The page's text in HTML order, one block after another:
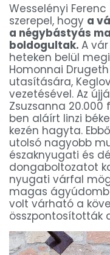
Wesselényi
szerepel, hogy a
a négybástyás
boldogultak. A
heteken belül
Homonnai
utasítására,
vezetésével. Az
Zsuzsanna 20.000
ben aláírt linzi
kezén hagyta.
utolsó nagyobb
északnyugati és
dongaboltozatot
nyugati várfal
magas
volt várható a
összpontosították